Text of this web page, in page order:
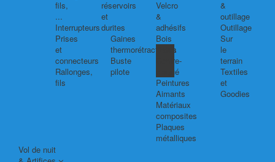
fils,
...
Interrupteurs
Prises
et
connecteurs
Rallonges,
fils
réservoirs
et
durites
Gaines
thermorétractables
Buste
pilote
Velcro
&
adhésifs
Bois
Balsa
Contre-
plaqué
Peintures
Aimants
Matériaux
composites
Plaques
métalliques
&
outillage
Outillage
Sur
le
terrain
Textiles
et
Goodies
Vol de nuit